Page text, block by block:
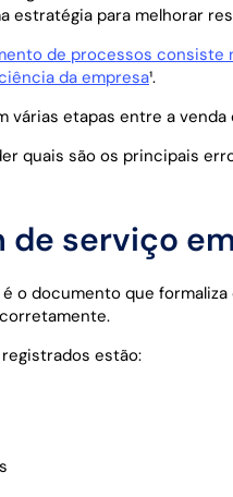
estratégia para melhorar
de processos consiste
da empresa¹.
várias etapas entre a
quais são os principais
de serviço
o documento que
estão: